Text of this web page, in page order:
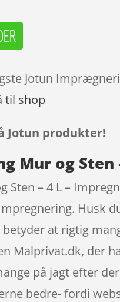
Jotun
til shop
Jotun produkter!
Mur og Sten
Sten – 4 L –
Husk
at rigtig
Malprivat.dk, der
på jagt efter
bedre- fordi